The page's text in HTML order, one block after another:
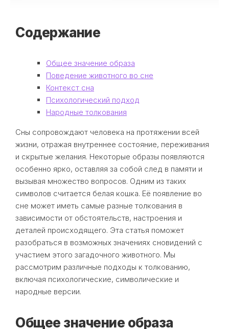
Содержание
Общее значение образа
Поведение животного во сне
Контекст сна
Психологический подход
Народные толкования
Сны сопровождают человека на протяжении всей
жизни, отражая внутреннее состояние, переживания
и скрытые желания. Некоторые образы появляются
особенно ярко, оставляя за собой след в памяти и
вызывая множество вопросов. Одним из таких
символов считается белая кошка. Её появление во
сне может иметь самые разные толкования в
зависимости от обстоятельств, настроения и
деталей происходящего. Эта статья поможет
разобраться в возможных значениях сновидений с
участием этого загадочного животного. Мы
рассмотрим различные подходы к толкованию,
включая психологические, символические и
народные версии.
Общее значение образа